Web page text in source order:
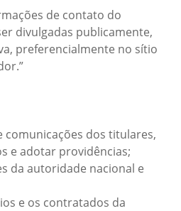
de contato do
divulgadas publicamente,
preferencialmente no sítio
comunicações dos titulares,
e adotar providências;
da autoridade nacional e
e os contratados da